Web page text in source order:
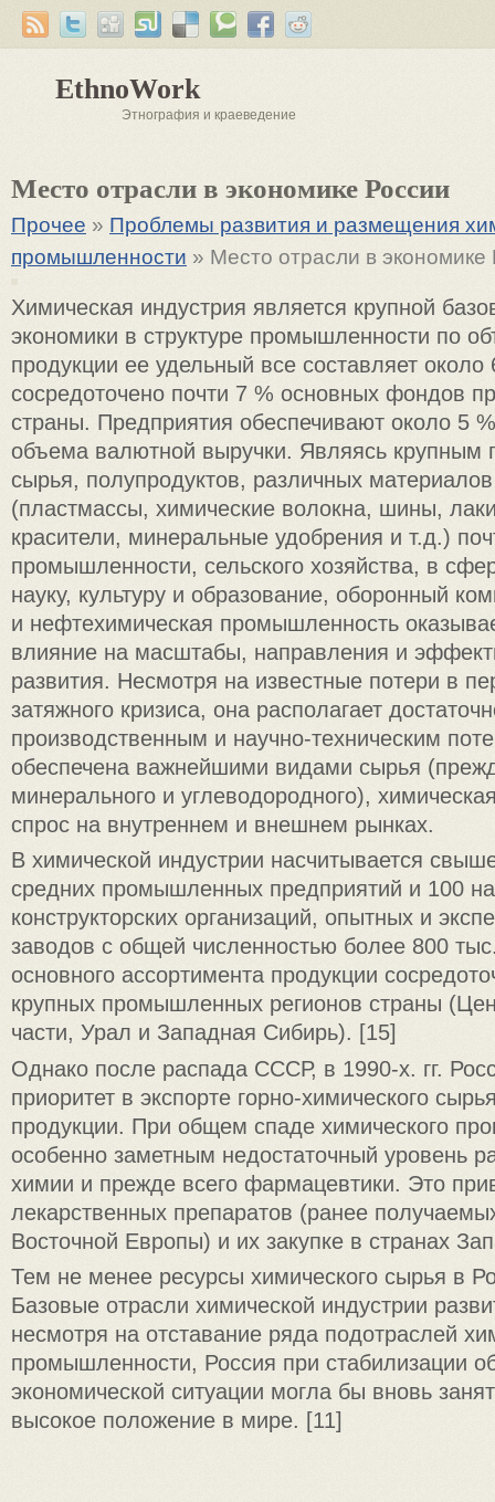
EthnoWork
Этнография и краеведение
Место отрасли в экономике России
Прочее » Проблемы развития и размещения
промышленности » Место отрасли в экономике
Химическая индустрия является крупной
экономики в структуре промышленности по
продукции ее удельный все составляет
сосредоточено почти 7 % основных фондов
страны. Предприятия обеспечивают около 5
объема валютной выручки. Являясь крупным
сырья, полупродуктов, различных
(пластмассы, химические волокна, шины,
красители, минеральные удобрения и т.д.)
промышленности, сельского хозяйства, в
науку, культуру и образование, оборонный
и нефтехимическая промышленность
влияние на масштабы, направления и
развития. Несмотря на известные потери в
затяжного кризиса, она располагает
производственным и научно-техническим
обеспечена важнейшими видами сырья
минерального и углеводородного),
спрос на внутреннем и внешнем рынках.
В химической индустрии насчитывается
средних промышленных предприятий и 100
конструкторских организаций, опытных и
заводов с общей численностью более 800
основного ассортимента продукции
крупных промышленных регионов страны
части, Урал и Западная Сибирь). [15]
Однако после распада СССР, в 1990-х. гг.
приоритет в экспорте горно-химического
продукции. При общем спаде химического
особенно заметным недостаточный уровень
химии и прежде всего фармацевтики. Это
лекарственных препаратов (ранее
Восточной Европы) и их закупке в странах
Тем не менее ресурсы химического сырья в
Базовые отрасли химической индустрии
несмотря на отставание ряда подотраслей
промышленности, Россия при стабилизации
экономической ситуации могла бы вновь
высокое положение в мире. [11]